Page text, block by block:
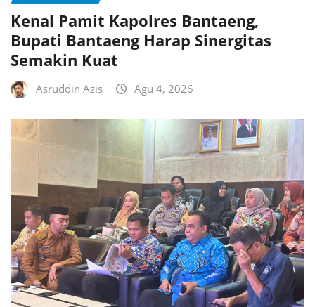
Kenal Pamit Kapolres Bantaeng,
Bupati Bantaeng Harap Sinergitas
Semakin Kuat
Asruddin Azis Agu 4, 2026